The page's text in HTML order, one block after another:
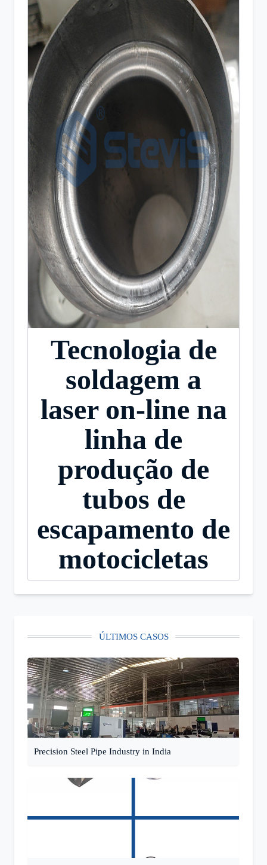
Tecnologia de
soldagem a
laser on-line na
linha de
produção de
tubos de
escapamento de
motocicletas
ÚLTIMOS CASOS
Precision Steel Pipe Industry in India